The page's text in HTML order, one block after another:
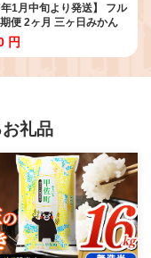
年1月中旬より発送】 フル
便 2ヶ月 三ヶ日みかん
フルーツ定期便 青島み
ん いちご 果物 旬のフル
浜松市 2回 定期 【配送
円
礼品